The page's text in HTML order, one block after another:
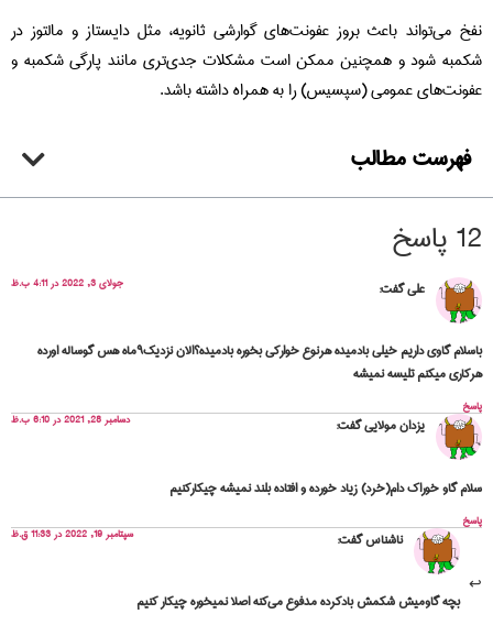
نفخ می‌تواند باعث بروز عفونت‌های گوارشی ثانویه، مثل دایستاز و مالتوز در
شکمبه شود و همچنین ممکن است مشکلات جدی‌تری مانند پارگی شکمبه و
عفونت‌های عمومی (سپسیس) را به همراه داشته باشد.
فهرست مطالب
12 پاسخ
علیگفت: جولای 3, 2022 در 4:11 ب.ظ
باسلام گاوی داریم خیلی بادمیده هرنوع خوارکی بخوره بادمیده؟الان نزدیک۹ماه هس گوساله اورده
هرکاری میکنم تلیسه نمیشه
پاسخ
یزدان مولاییگفت: دسامبر 28, 2021 در 6:10 ب.ظ
سلام گاو خوراک دام(خرد) زیاد خورده و افتاده بلند نمیشه چیکارکنیم
پاسخ
ناشناسگفت: سپتامبر 19, 2022 در 11:33 ق.ظ
بچه گاومیش شکمش بادکرده مدفوع می‌کنه اصلا نمیخوره چیکار کنیم